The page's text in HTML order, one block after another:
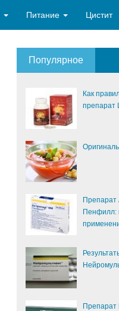
Питание Цистит
Популярное
Как
препарат
Препарат
Пенфилл:
Препарат